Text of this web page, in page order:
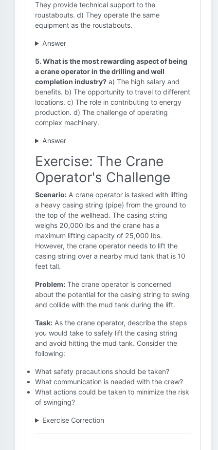
They provide technical support to the
roustabouts. d) They operate the same
equipment as the roustabouts.
Answer
5. What is the most rewarding aspect of being
a crane operator in the drilling and well
completion industry? a) The high salary and
benefits. b) The opportunity to travel to different
locations. c) The role in contributing to energy
production. d) The challenge of operating
complex machinery.
Answer
Exercise: The Crane
Operator's Challenge
Scenario: A crane operator is tasked with lifting
a heavy casing string (pipe) from the ground to
the top of the wellhead. The casing string
weighs 20,000 lbs and the crane has a
maximum lifting capacity of 25,000 lbs.
However, the crane operator needs to lift the
casing string over a nearby mud tank that is 10
feet tall.
Problem: The crane operator is concerned
about the potential for the casing string to swing
and collide with the mud tank during the lift.
Task: As the crane operator, describe the steps
you would take to safely lift the casing string
and avoid hitting the mud tank. Consider the
following:
What safety precautions should be taken?
What communication is needed with the crew?
What actions could be taken to minimize the risk
of swinging?
Exercise Correction